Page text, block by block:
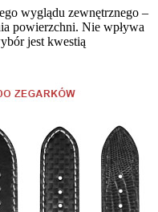
wyglądu zewnętrznego –
powierzchni. Nie wpływa
jest kwestią